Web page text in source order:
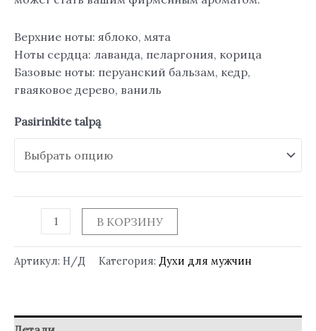
Верхние ноты: яблоко, мята
Ноты сердца: лаванда, пеларгония, корица
Базовые ноты: перуанский бальзам, кедр,
гваяковое дерево, ваниль
Pasirinkite talpą
В КОРЗИНУ
Артикул: Н/Д Категория: Духи для мужчин